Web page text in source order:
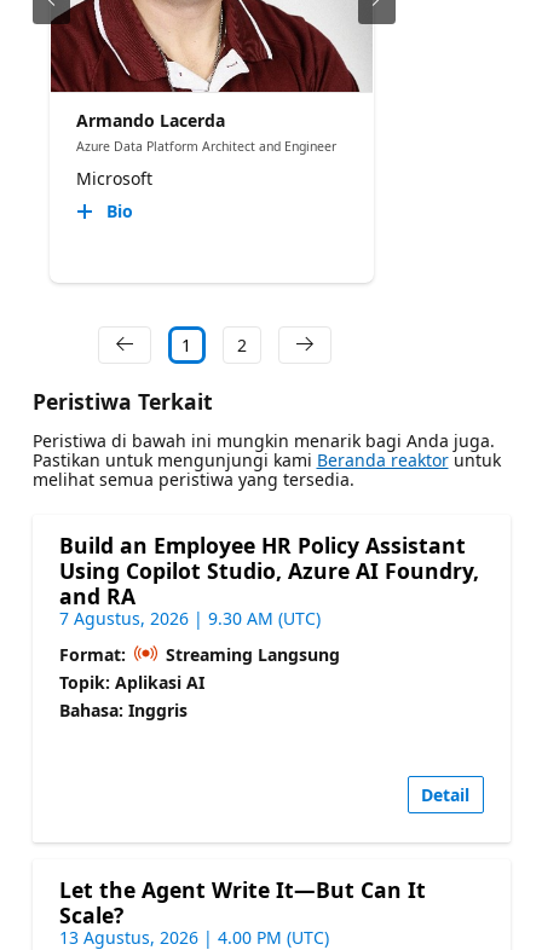
Armando Lacerda
Azure Data Platform Architect and Engineer
Microsoft
Bio
1 2
Peristiwa Terkait
Peristiwa di bawah ini mungkin menarik bagi Anda juga.
Pastikan untuk mengunjungi kami Beranda reaktoruntuk
melihat semua peristiwa yang tersedia.
Build an Employee HR Policy Assistant
Using Copilot Studio, Azure AI Foundry,
and RA
7 Agustus, 2026 | 9.30 AM (UTC)
Format:
Streaming Langsung
Topik: Aplikasi AI
Bahasa: Inggris
Detail
Let the Agent Write It—But Can It
Scale?
13 Agustus, 2026 | 4.00 PM (UTC)